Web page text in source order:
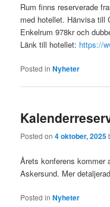
Rum finns reserverade
med hotellet. Hänvisa till
Enkelrum 978kr och
Länk till hotellet: https://
Posted in Nyheter
Posted on4 oktober, 2025
Årets konferens kommer
Askersund. Mer
Posted in Nyheter